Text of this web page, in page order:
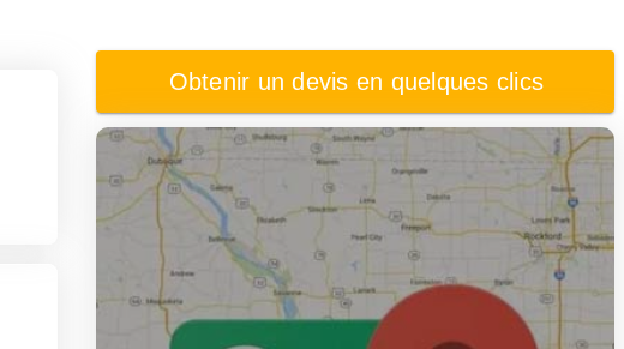
Obtenir un devis en quelques clics